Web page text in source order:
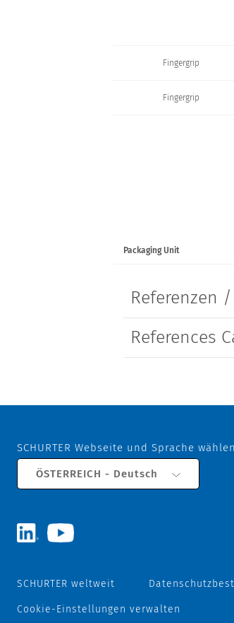
Fingergrip
Fingergrip
Packaging Unit
Referenzen
References
SCHURTER Webseite und Sprache wählen
ÖSTERREICH - Deutsch
SCHURTER weltweit
Cookie-Einstellungen verwalten